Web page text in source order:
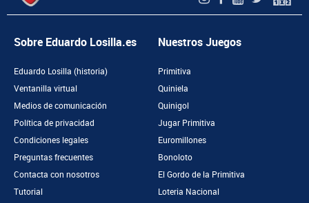
Sobre Eduardo Losilla.es
Eduardo Losilla (historia)
Ventanilla virtual
Medios de comunicación
Política de privacidad
Condiciones legales
Preguntas frecuentes
Contacta con nosotros
Tutorial
Nuestros Juegos
Primitiva
Quiniela
Quinigol
Jugar Primitiva
Euromillones
Bonoloto
El Gordo de la Primitiva
Loteria Nacional